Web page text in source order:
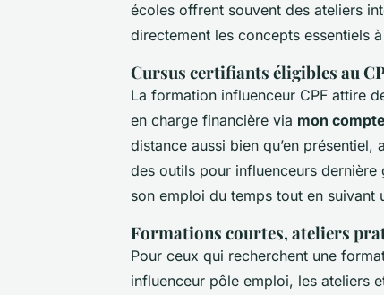
écoles offrent souvent des ateliers
directement les concepts essentiels
Cursus certifiants éligibles au
La formation influenceur CPF attire
en charge financière via mon
distance aussi bien qu’en
des outils pour influenceurs
son emploi du temps tout en
Formations courtes, ateliers
Pour ceux qui recherchent une
influenceur pôle emploi, les ateliers